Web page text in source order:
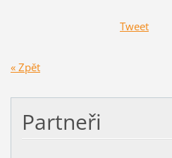
Tweet
« Zpět
Partneři